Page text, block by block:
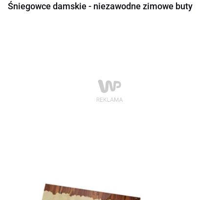
Śniegowce damskie - niezawodne zimowe buty